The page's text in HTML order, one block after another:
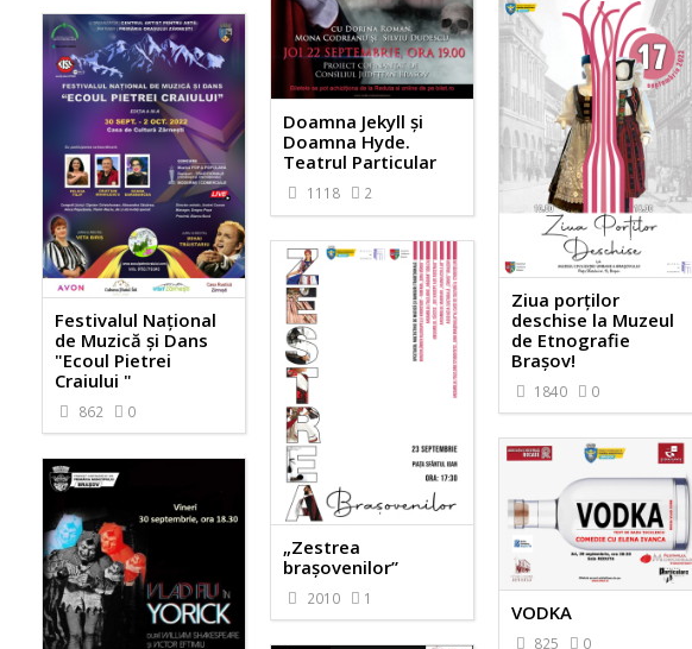
Doamna Jekyll și
Doamna Hyde.
Teatrul Particular
1118 2
Ziua porților
deschise la Muzeul
de Etnografie
Brașov!
1840 0
Festivalul Național
de Muzică și Dans
"Ecoul Pietrei
Craiului "
862 0
„Zestrea
brașovenilor”
2010 1
VODKA
825 0